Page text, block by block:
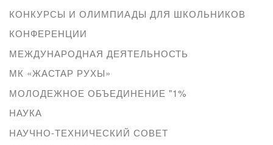
КОНКУРСЫ И ОЛИМПИАДЫ ДЛЯ ШКОЛЬНИКОВ
КОНФЕРЕНЦИИ
МЕЖДУНАРОДНАЯ ДЕЯТЕЛЬНОСТЬ
МК «ЖАСТАР РУХЫ»
МОЛОДЕЖНОЕ ОБЪЕДИНЕНИЕ "1%
НАУКА
НАУЧНО-ТЕХНИЧЕСКИЙ СОВЕТ